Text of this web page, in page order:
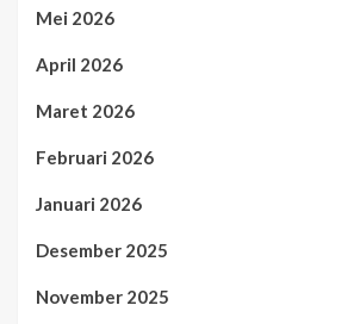
Mei 2026
April 2026
Maret 2026
Februari 2026
Januari 2026
Desember 2025
November 2025